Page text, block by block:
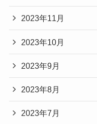
2023年11月
2023年10月
2023年9月
2023年8月
2023年7月